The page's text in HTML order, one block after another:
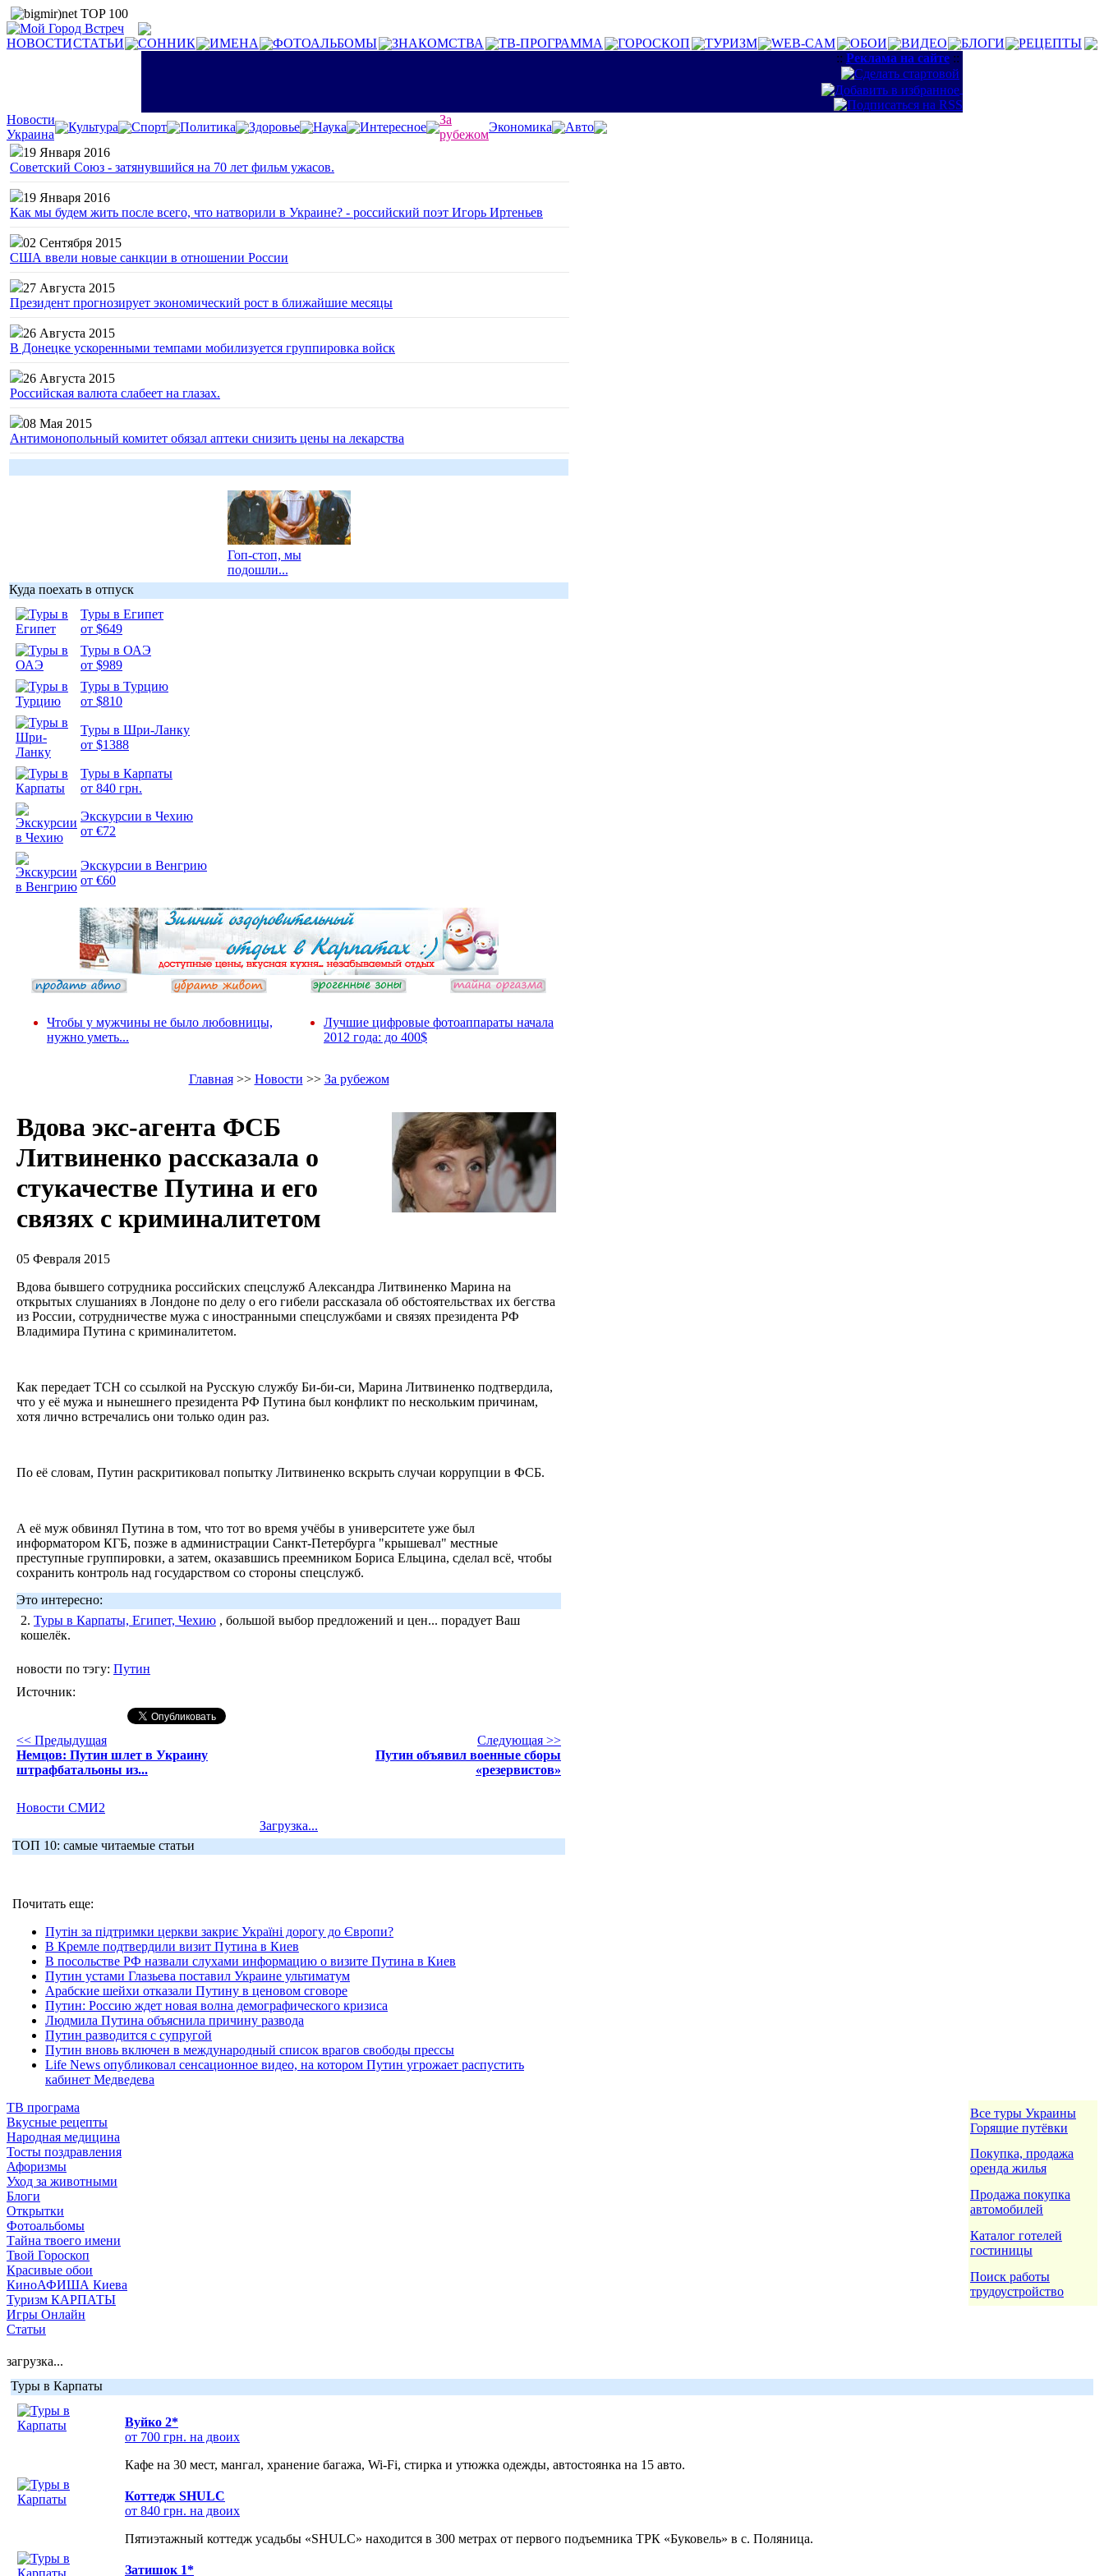
НОВОСТИСТАТЬИ СОННИК ИМЕНА ФОТОАЛЬБОМЫ ЗНАКОМСТВА ТВ-ПРОГРАММА ГОРОСКОП ТУРИЗМ WEB-CAM ОБОИ ВИДЕО БЛОГИ
РЕЦЕПТЫ
:: Реклама на сайте ::
Новости
Украина
Культура Спорт Политика Здоровье Наука Интересное
За
рубежом
Экономика
Авто
19 Января 2016
Советский Союз - затянувшийся на 70 лет фильм ужасов.
19 Января 2016
Как мы будем жить после всего, что натворили в Украине? - российский поэт Игорь Иртеньев
02 Сентября 2015
США ввели новые санкции в отношении России
27 Августа 2015
Президент прогнозирует экономический рост в ближайшие месяцы
26 Августа 2015
В Донецке ускоренными темпами мобилизуется группировка войск
26 Августа 2015
Российская валюта слабеет на глазах.
08 Мая 2015
Антимонопольный комитет обязал аптеки снизить цены на лекарства
Гоп-стоп, мы
подошли...
Куда поехать в отпуск
Туры в Египет
от $649
Туры в ОАЭ
от $989
Туры в Турцию
от $810
Туры в Шри-Ланку
от $1388
Туры в Карпаты
от 840 грн.
Экскурсии в Чехию
от €72
Экскурсии в Венгрию
от €60
Чтобы у мужчины не было любовницы,
нужно уметь...
Лучшие цифровые фотоаппараты начала
2012 года: до 400$
Главная>> Новости >> За рубежом
Вдова экс-агента ФСБ
Литвиненко рассказала о
стукачестве Путина и его
связях с криминалитетом
05 Февраля 2015
Вдова бывшего сотрудника российских спецслужб Александра Литвиненко Марина на
открытых слушаниях в Лондоне по делу о его гибели рассказала об обстоятельствах их бегства
из России, сотрудничестве мужа с иностранными спецслужбами и связях президента РФ
Владимира Путина с криминалитетом.
Как передает ТСН со ссылкой на Русскую службу Би-би-си, Марина Литвиненко подтвердила,
что у её мужа и нынешнего президента РФ Путина был конфликт по нескольким причинам,
хотя лично встречались они только один раз.
По её словам, Путин раскритиковал попытку Литвиненко вскрыть случаи коррупции в ФСБ.
А её муж обвинял Путина в том, что тот во время учёбы в университете уже был
информатором КГБ, позже в администрации Санкт-Петербурга "крышевал" местные
преступные группировки, а затем, оказавшись преемником Бориса Ельцина, сделал всё, чтобы
сохранить контроль над государством со стороны спецслужб.
Это интересно:
2. Туры в Карпаты, Египет, Чехию , большой выбор предложений и цен... порадует Ваш
кошелёк.
новости по тэгу: Путин
Источник:
<< Предыдущая
Немцов: Путин шлет в Украину
штрафбатальоны из...
Следующая >>
Путин объявил военные сборы
«резервистов»
Новости СМИ2
Загрузка...
ТОП 10: самые читаемые статьи
Почитать еще:
Путін за підтримки церкви закриє Україні дорогу до Європи?
В Кремле подтвердили визит Путина в Киев
В посольстве РФ назвали слухами информацию о визите Путина в Киев
Путин устами Глазьева поставил Украине ультиматум
Арабские шейхи отказали Путину в ценовом сговоре
Путин: Россию ждет новая волна демографического кризиса
Людмила Путина объяснила причину развода
Путин разводится с супругой
Путин вновь включен в международный список врагов свободы прессы
Life News опубликовал сенсационное видео, на котором Путин угрожает распустить
кабинет Медведева
ТВ програма
Вкусные рецепты
Народная медицина
Тосты поздравления
Афоризмы
Уход за животными
Блоги
Открытки
Фотоальбомы
Тайна твоего имени
Твой Гороскоп
Красивые обои
КиноАФИША Киева
Туризм КАРПАТЫ
Игры Онлайн
Статьи
Все туры Украины
Горящие путёвки
Покупка, продажа
оренда жилья
Продажа покупка
автомобилей
Каталог готелей
гостиницы
Поиск работы
трудоустройство
загрузка...
Туры в Карпаты
Вуйко 2*
от 700 грн. на двоих
Кафе на 30 мест, мангал, хранение багажа, Wi-Fi, стирка и утюжка одежды, автостоянка на 15 авто.
Коттедж SHULC
от 840 грн. на двоих
Пятиэтажный коттедж усадьбы «SHULC» находится в 300 метрах от первого подъемника ТРК «Буковель» в с. Поляница.
Затишок 1*